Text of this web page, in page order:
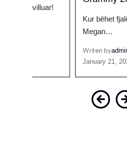
Kur bëhet fjalë për
admin
January 21, 2025